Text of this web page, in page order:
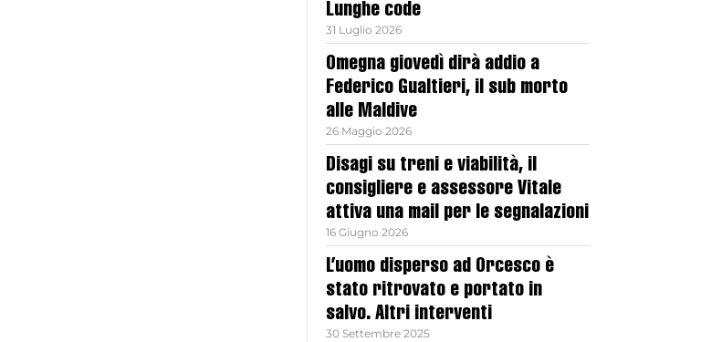
Lunghe code
31 Luglio 2026
Omegna giovedì dirà addio a
Federico Gualtieri, il sub morto
alle Maldive
26 Maggio 2026
Disagi su treni e viabilità, il
consigliere e assessore Vitale
attiva una mail per le segnalazioni
16 Giugno 2026
L’uomo disperso ad Orcesco è
stato ritrovato e portato in
salvo. Altri interventi
30 Settembre 2025